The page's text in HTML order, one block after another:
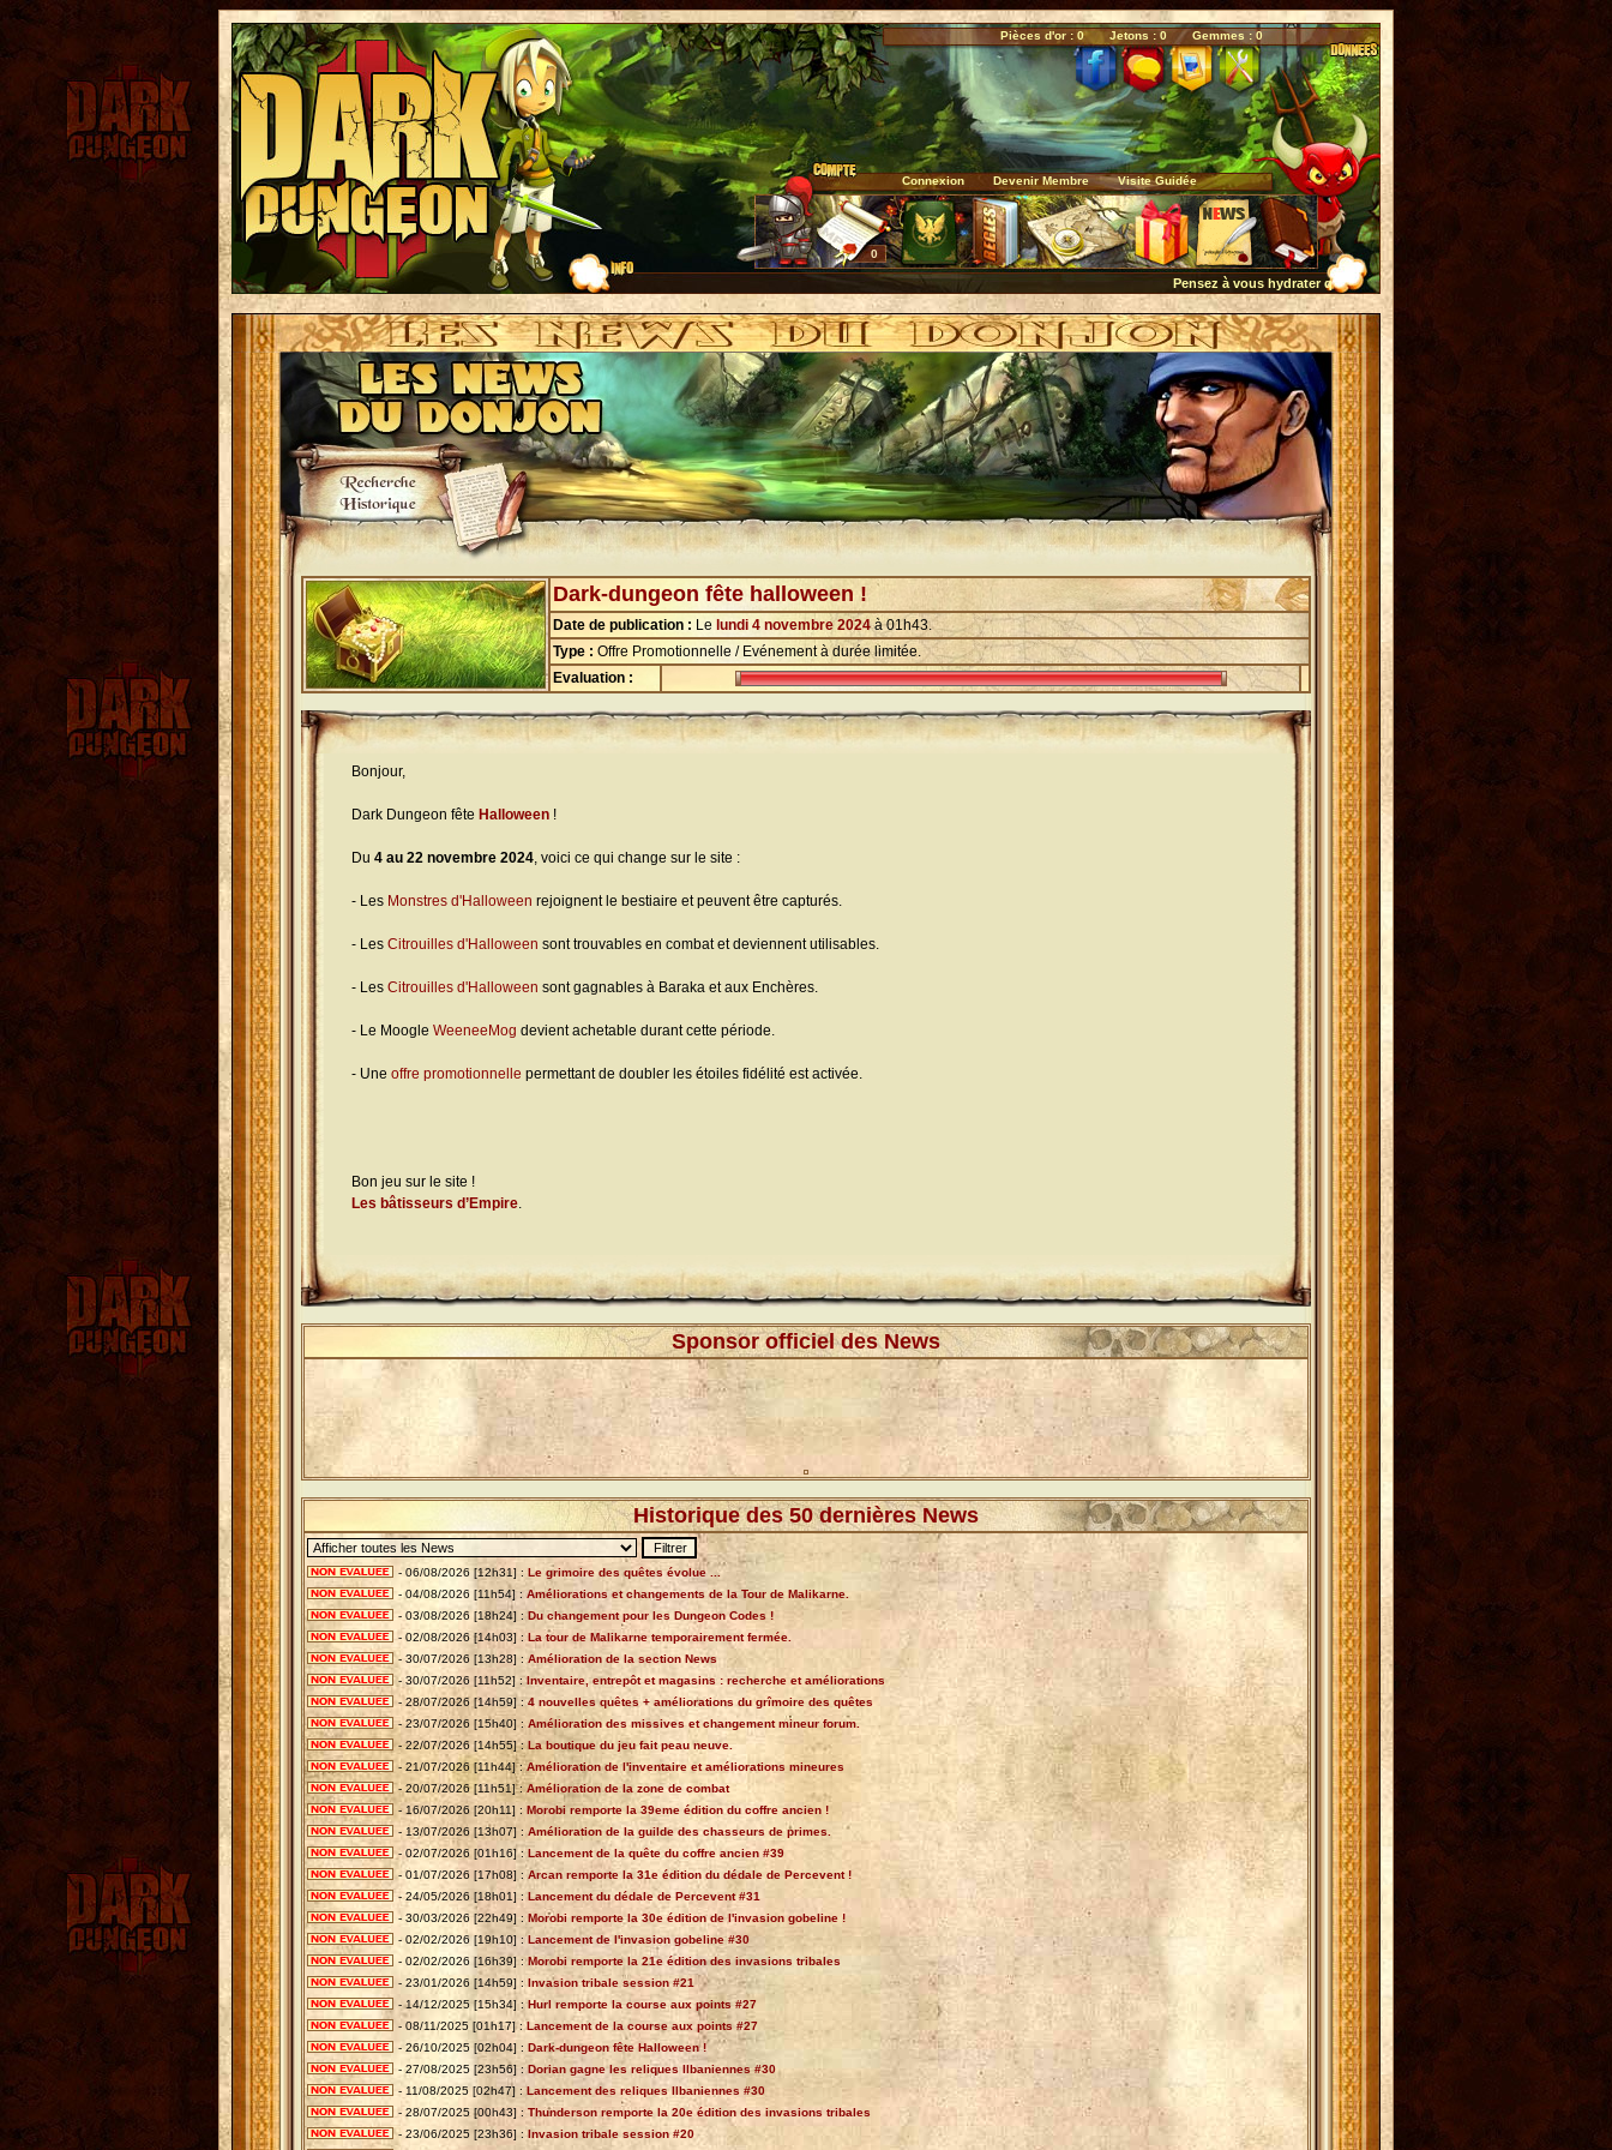
Pièces d'or : 0 Jetons : 0 Gemmes : 0
Connexion Devenir Membre Visite Guidée
0
Pensez à vous hydrater quotidiennement...
Dark-dungeon fête halloween !
Date de publication : Le lundi 4 novembre 2024à 01h43.
Type : Offre Promotionnelle / Evénement à durée limitée.
Evaluation :
Bonjour,
Dark Dungeon fête Halloween !
Du 4 au 22 novembre 2024, voici ce qui change sur le site :
- Les Monstres d'Halloween rejoignent le bestiaire et peuvent être capturés.
- Les Citrouilles d'Halloween sont trouvables en combat et deviennent utilisables.
- Les Citrouilles d'Halloween sont gagnables à Baraka et aux Enchères.
- Le Moogle WeeneeMog devient achetable durant cette période.
- Une offre promotionnelle permettant de doubler les étoiles fidélité est activée.
Bon jeu sur le site !
Les bâtisseurs d’Empire.
Sponsor officiel des News
Historique des 50 dernières News
- 06/08/2026 [12h31] : Le grimoire des quêtes évolue ...
- 04/08/2026 [11h54] : Améliorations et changements de la Tour de Malikarne.
- 03/08/2026 [18h24] : Du changement pour les Dungeon Codes !
- 02/08/2026 [14h03] : La tour de Malikarne temporairement fermée.
- 30/07/2026 [13h28] : Amélioration de la section News
- 30/07/2026 [11h52] :Inventaire, entrepôt et magasins : recherche et améliorations
- 28/07/2026 [14h59] :4 nouvelles quêtes + améliorations du grîmoire des quêtes
- 23/07/2026 [15h40] : Amélioration des missives et changement mineur forum.
- 22/07/2026 [14h55] :La boutique du jeu fait peau neuve.
- 21/07/2026 [11h44] :Amélioration de l'inventaire et améliorations mineures
- 20/07/2026 [11h51] :Amélioration de la zone de combat
- 16/07/2026 [20h11] : Morobi remporte la 39eme édition du coffre ancien !
- 13/07/2026 [13h07] : Amélioration de la guilde des chasseurs de primes.
- 02/07/2026 [01h16] :Lancement de la quête du coffre ancien #39
- 01/07/2026 [17h08] : Arcan remporte la 31e édition du dédale de Percevent !
- 24/05/2026 [18h01] : Lancement du dédale de Percevent #31
- 30/03/2026 [22h49] : Morobi remporte la 30e édition de l'invasion gobeline !
- 02/02/2026 [19h10] :Lancement de l'invasion gobeline #30
- 02/02/2026 [16h39] :Morobi remporte la 21e édition des invasions tribales
- 23/01/2026 [14h59] : Invasion tribale session #21
- 14/12/2025 [15h34] : Hurl remporte la course aux points #27
- 08/11/2025 [01h17] :Lancement de la course aux points #27
- 26/10/2025 [02h04] : Dark-dungeon fête Halloween !
- 27/08/2025 [23h56] : Dorian gagne les reliques Ilbaniennes #30
- 11/08/2025 [02h47] : Lancement des reliques Ilbaniennes #30
- 28/07/2025 [00h43] : Thunderson remporte la 20e édition des invasions tribales
- 23/06/2025 [23h36] : Invasion tribale session #20